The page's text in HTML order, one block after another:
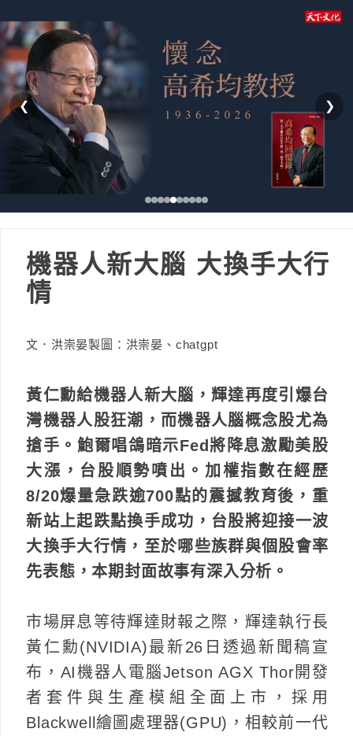
❮ ❯
機器人新大腦 大換手大行
情
文．洪崇晏製圖：洪崇晏、chatgpt
黃仁勳給機器人新大腦，輝達再度引爆台
灣機器人股狂潮，而機器人腦概念股尤為
搶手。鮑爾唱鴿暗示Fed將降息激勵美股
大漲，台股順勢噴出。加權指數在經歷
8/20爆量急跌逾700點的震撼教育後，重
新站上起跌點換手成功，台股將迎接一波
大換手大行情，至於哪些族群與個股會率
先表態，本期封面故事有深入分析。
市場屏息等待輝達財報之際，輝達執行長
黃仁勳(NVIDIA)最新26日透過新聞稿宣
布，AI機器人電腦Jetson AGX Thor開發
者套件與生產模組全面上市，採用
Blackwell繪圖處理器(GPU)，相較前一代